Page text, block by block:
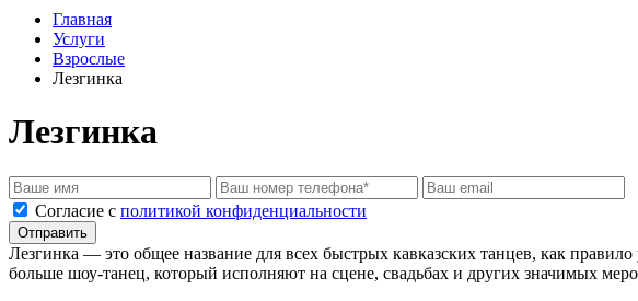
Главная
Услуги
Взрослые
Лезгинка
Лезгинка
Cогласие с политикой конфиденциальности
Отправить
Лезгинка — это общее название для всех быстрых кавказских танцев, как
больше шоу-танец, который исполняют на сцене, свадьбах и других значимых